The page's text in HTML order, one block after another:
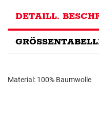
DETAILL.
GRÖSSENTABELLE
Material: 100% Baumwolle